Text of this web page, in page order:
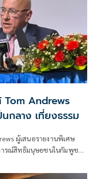
Andrews
กลาง เที่ยงธรรม
ผู้เสนอรายงานพิเศษ
รณ์สิทธิมนุษยชนในกัมพูชา
ธรรม และการพิจารณา